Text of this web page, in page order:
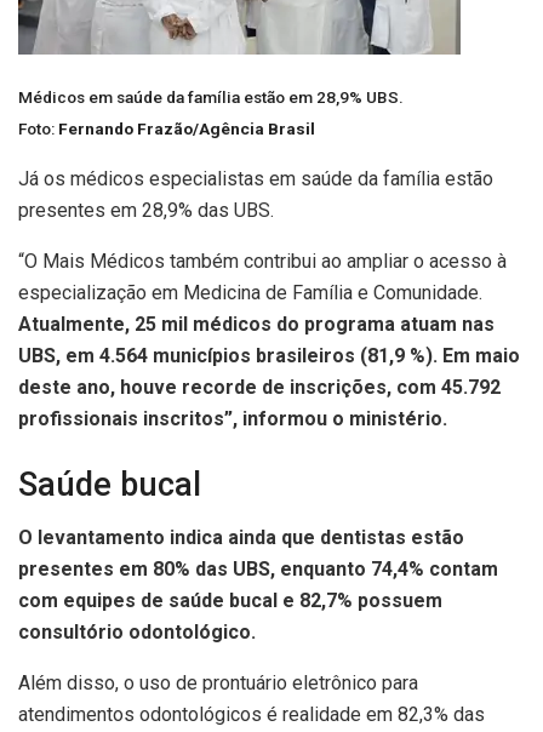
Médicos em saúde da família estão em 28,9% UBS.
Foto: Fernando Frazão/Agência Brasil
Já os médicos especialistas em saúde da família estão
presentes em 28,9% das UBS.
“O Mais Médicos também contribui ao ampliar o acesso à
especialização em Medicina de Família e Comunidade.
Atualmente, 25 mil médicos do programa atuam nas
UBS, em 4.564 municípios brasileiros (81,9 %). Em maio
deste ano, houve recorde de inscrições, com 45.792
profissionais inscritos”, informou o ministério.
Saúde bucal
O levantamento indica ainda que dentistas estão
presentes em 80% das UBS, enquanto 74,4% contam
com equipes de saúde bucal e 82,7% possuem
consultório odontológico.
Além disso, o uso de prontuário eletrônico para
atendimentos odontológicos é realidade em 82,3% das